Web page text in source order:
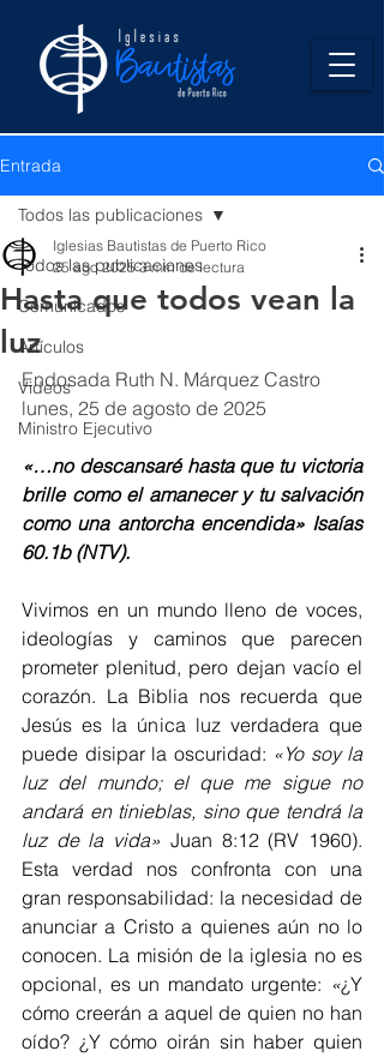
Entrada
Todos las publicaciones
Comunicados
Artículos
Videos
Ministro Ejecutivo
Todos las publicaciones
Hasta que todos vean la
luz
Iglesias Bautistas de Puerto Rico
25 ago 2025 3 min de lectura
Endosada Ruth N. Márquez Castro
lunes, 25 de agosto de 2025
«…no descansaré hasta que tu victoria
brille como el amanecer y tu salvación
como una antorcha encendida» Isaías
60.1b (NTV).
Vivimos en un mundo lleno de voces,
ideologías y caminos que parecen
prometer plenitud, pero dejan vacío el
corazón. La Biblia nos recuerda que
Jesús es la única luz verdadera que
puede disipar la oscuridad: «Yo soy la
luz del mundo; el que me sigue no
andará en tinieblas, sino que tendrá la
luz de la vida» Juan 8:12 (RV 1960).
Esta verdad nos confronta con una
gran responsabilidad: la necesidad de
anunciar a Cristo a quienes aún no lo
conocen. La misión de la iglesia no es
opcional, es un mandato urgente: «¿Y
cómo creerán a aquel de quien no han
oído? ¿Y cómo oirán sin haber quien